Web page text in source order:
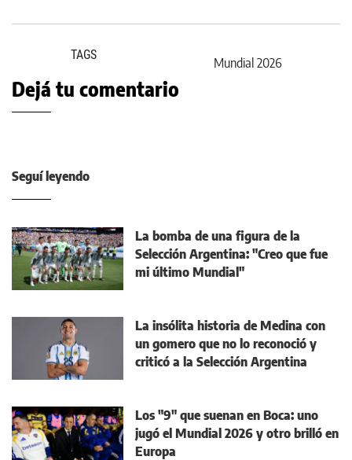
TAGS Mundial 2026
Dejá tu comentario
Seguí leyendo
La bomba de una figura de la
Selección Argentina: "Creo que fue
mi último Mundial"
La insólita historia de Medina con
un gomero que no lo reconoció y
criticó a la Selección Argentina
Los "9" que suenan en Boca: uno
jugó el Mundial 2026 y otro brilló en
Europa